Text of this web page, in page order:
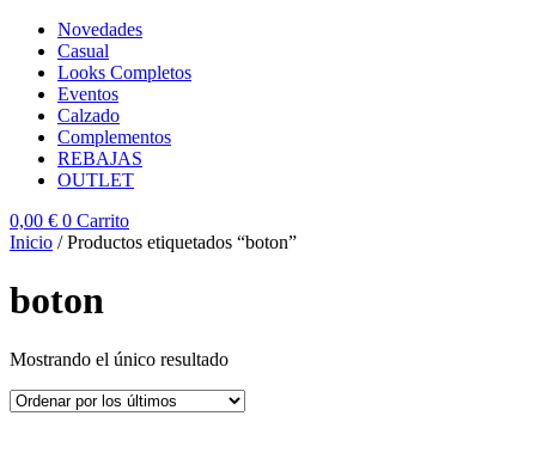
Novedades
Casual
Looks Completos
Eventos
Calzado
Complementos
REBAJAS
OUTLET
0,00 € 0 Carrito
Inicio / Productos etiquetados “boton”
boton
Mostrando el único resultado